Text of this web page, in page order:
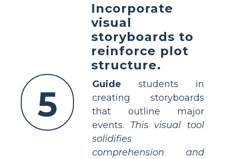
5
Incorporate
visual
storyboards to
reinforce plot
structure.
Guide students in
creating storyboards
that outline major
events. This visual tool
solidifies
comprehension and